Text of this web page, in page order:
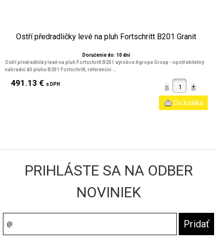
Ostří předradličky levé na pluh Fortschritt B201 Granit
Doručenie do: 10 dní
Ostří předradličky levé na pluh Fortschritt B201 výrobce Agropa Group - opotřebitelný
náhradní díl pluhu B201 Fortschritt, referenční ...
491.13 € s DPH
PRIHLÁSTE SA NA ODBER
NOVINIEK